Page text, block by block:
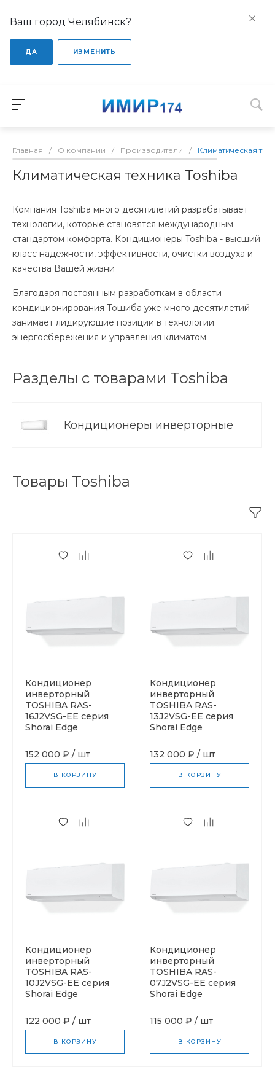
Ваш город Челябинск?
ДА ИЗМЕНИТЬ
Главная / О компании / Производители / Климатическая
Климатическая техника Toshiba
Компания Toshiba много десятилетий разрабатывает
технологии, которые становятся международным
стандартом комфорта. Кондиционеры Toshiba - высший
класс надежности, эффективности, очистки воздуха и
качества Вашей жизни
Благодаря постоянным разработкам в области
кондиционирования Тошиба уже много десятилетий
занимает лидирующие позиции в технологии
энергосбережения и управления климатом.
Разделы с товарами Toshiba
Кондиционеры инверторные
Товары Toshiba
Кондиционер
инверторный
TOSHIBA RAS-
16J2VSG-EE серия
Shorai Edge
152 000 ₽ / шт
В КОРЗИНУ
Кондиционер
инверторный
TOSHIBA RAS-
13J2VSG-EE серия
Shorai Edge
132 000 ₽ / шт
В КОРЗИНУ
Кондиционер
инверторный
TOSHIBA RAS-
10J2VSG-EE серия
Shorai Edge
122 000 ₽ / шт
В КОРЗИНУ
Кондиционер
инверторный
TOSHIBA RAS-
07J2VSG-EE серия
Shorai Edge
115 000 ₽ / шт
В КОРЗИНУ